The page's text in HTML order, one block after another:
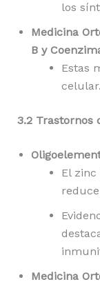
los
Medicina
B y
Estas
celular.
3.2 Trastornos
El
Medicina